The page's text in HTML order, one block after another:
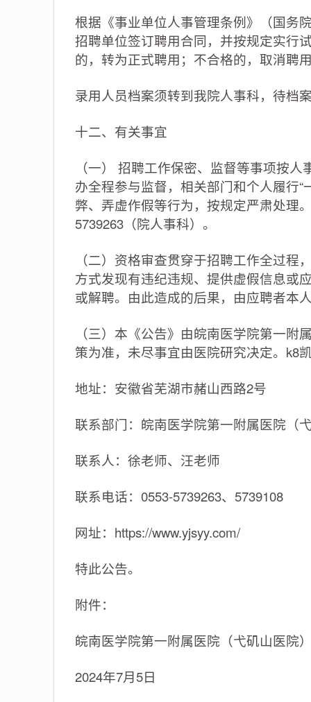
根据《事业单位人事管理条例》（国务
招聘单位签订聘用合同，并按规定实行
的，转为正式聘用；不合格的，取消聘
录用人员档案须转到我院人事科，待档
十二、有关事宜
（一） 招聘工作保密、监督等事项按
办全程参与监督，相关部门和个人履行
弊、弄虚作假等行为，按规定严肃处理
5739263（院人事科）。
（二）资格审查贯穿于招聘工作全过
方式发现有违纪违规、提供虚假信息或
或解聘。由此造成的后果，由应聘者本
（三）本《公告》由皖南医学院第一
策为准，未尽事宜由医院研究决定。k8
地址：安徽省芜湖市赭山西路2号
联系部门：皖南医学院第一附属医院（
联系人：徐老师、汪老师
联系电话：0553-5739263、5739108
网址：https://www.yjsyy.com/
特此公告。
附件：
皖南医学院第一附属医院（弋矶山医院
2024年7月5日